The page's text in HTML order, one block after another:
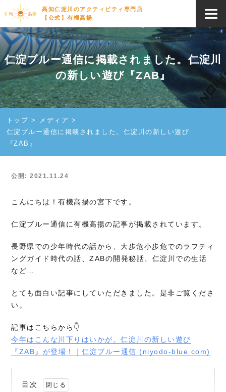
高知仁淀川のアクティビティ専門店
【公式】有機高揚
仁淀ブルー通信に掲載されました。仁淀川
の新しい遊び『ZAB』
トップ
メディア
仁淀ブルー通信に掲載されました。仁淀川の新しい遊び
『ZAB』
公開: 2021.11.24
こんにちは！有機高揚の宮下です。
仁淀ブルー通信に有機高揚の記事が掲載されています。
長野県での少年時代の話から、大歩危小歩危でのラフティ
ングガイド時代の話、ZABの開発秘話、仁淀川での生活
など…
とても面白い記事にしていただきました。是非ご覧くださ
い。
記事はこちらから👇
今年はこんな川下りはいかが。仁淀川の新しい遊び
『ZAB』が登場！｜仁淀ブルー通信 (niyodo-blue.com)
目次